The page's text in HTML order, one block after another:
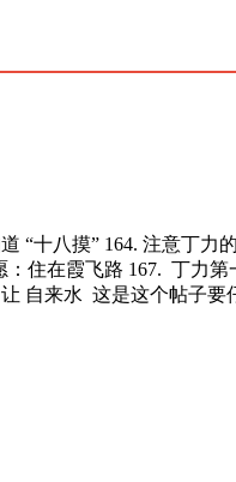
十八摸” 164. 注意丁力
住在霞飞路 167. 丁力
自来水 这是这个帖子要